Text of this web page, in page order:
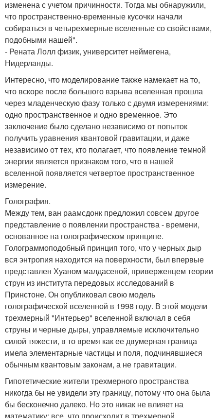
изменена с учетом причинности. Тогда мы обнаружили,
что пространственно-временные кусочки начали
собираться в четырехмерные вселенные со свойствами,
подобными нашей".
- Рената Лолл физик, университет неймегена,
Нидерланды.
Интересно, что моделирование также намекает на то,
что вскоре после большого взрыва вселенная прошла
через младенческую фазу только с двумя измерениями:
одно пространственное и одно временное. Это
заключение было сделано независимо от попыток
получить уравнения квантовой гравитации, и даже
независимо от тех, кто полагает, что появление темной
энергии является признаком того, что в нашей
вселенной появляется четвертое пространственное
измерение.
Голография.
Между тем, ван раамсдонк предложил совсем другое
представление о появлении пространства - времени,
основанное на голографическом принципе.
Голограммоподобный принцип того, что у черных дыр
вся энтропия находится на поверхности, был впервые
представлен Хуаном малдасеной, приверженцем теории
струн из института передовых исследований в
Принстоне. Он опубликовал свою модель
голографической вселенной в 1998 году. В этой модели
трехмерный "Интерьер" вселенной включал в себя
струны и черные дыры, управляемые исключительно
силой тяжести, в то время как ее двумерная граница
имела элементарные частицы и поля, подчинявшиеся
обычным квантовым законам, а не гравитации.
Гипотетические жители трехмерного пространства
никогда бы не увидели эту границу, потому что она была
бы бесконечно далеко. Но это никак не влияет на
математику: все, что происходит в трехмерной